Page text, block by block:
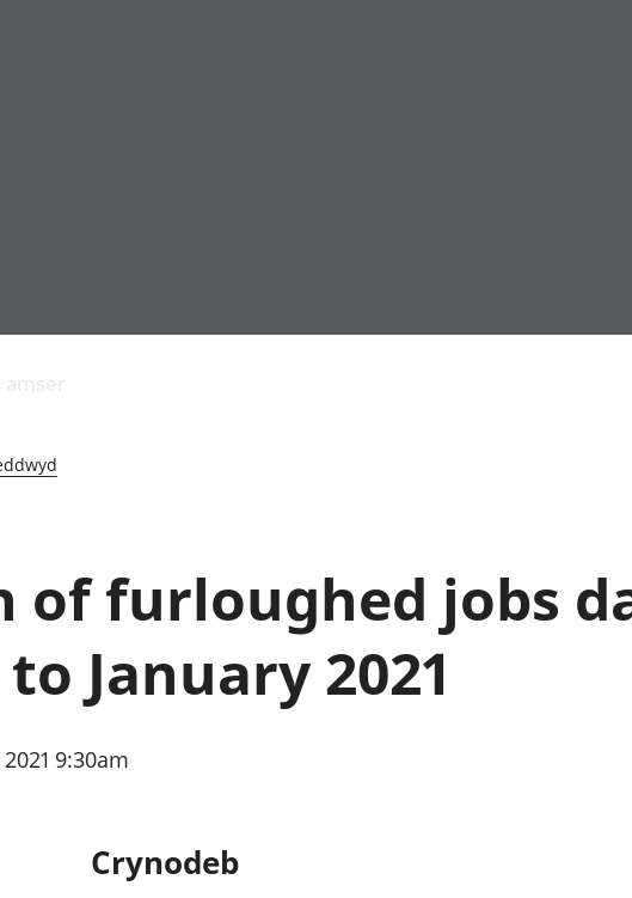
amgylcheddol
Llwodraeth, y sector
Gwerth Ychwanegol
Gros
chwyddiant a
phrisiau
ymddiriedolaethau
Tai
Hamdden a thwristiaeth
Lles
Cyllid personol a chyllid
aelwydydd
amser
of furloughed jobs
January 2021
9:30am
Crynodeb